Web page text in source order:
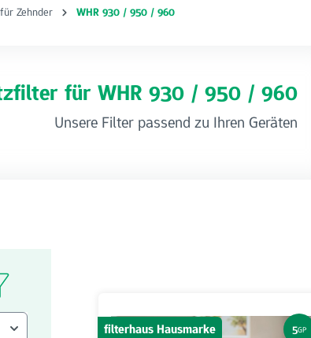
Zehnder WHR 930 / 950 / 960
für WHR 930 / 950 / 960
Unsere Filter passend zu Ihren Geräten
filterhaus Hausmarke 5GP